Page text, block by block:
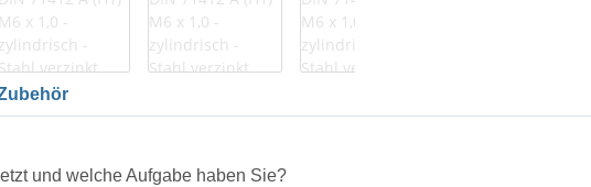
und welche Aufgabe haben Sie?